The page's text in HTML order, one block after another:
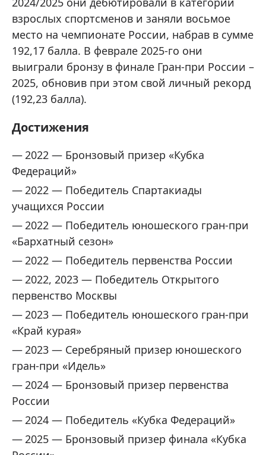
взрослых спортсменов и заняли восьмое
место на чемпионате России, набрав в сумме
192,17 балла. В феврале 2025-го они
выиграли бронзу в финале Гран-при России –
2025, обновив при этом свой личный рекорд
(192,23 балла).
Достижения
2022 — Бронзовый призер «Кубка
Федераций»
2022 — Победитель Спартакиады
учащихся России
2022 — Победитель юношеского гран-при
«Бархатный сезон»
2022 — Победитель первенства России
2022, 2023 — Победитель Открытого
первенство Москвы
2023 — Победитель юношеского гран-при
«Край курая»
2023 — Серебряный призер юношеского
гран-при «Идель»
2024 — Бронзовый призер первенства
России
2024 — Победитель «Кубка Федераций»
2025 — Бронзовый призер финала «Кубка